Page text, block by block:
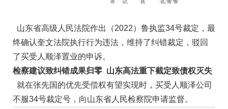
山东省高级人民法院作出（2022）鲁执监34号裁定，最
终确认奎文法院执行行为违法，维持了纠错裁定，驳回
了买受人顺泽置业的申诉。
检察建议致纠错成果归零 山东高法重下截定致债权灭失
就在张先国的优先受偿权有望实现时，买受人顺泽公司
不服34号裁定号，向山东省人民检察院申请监督。